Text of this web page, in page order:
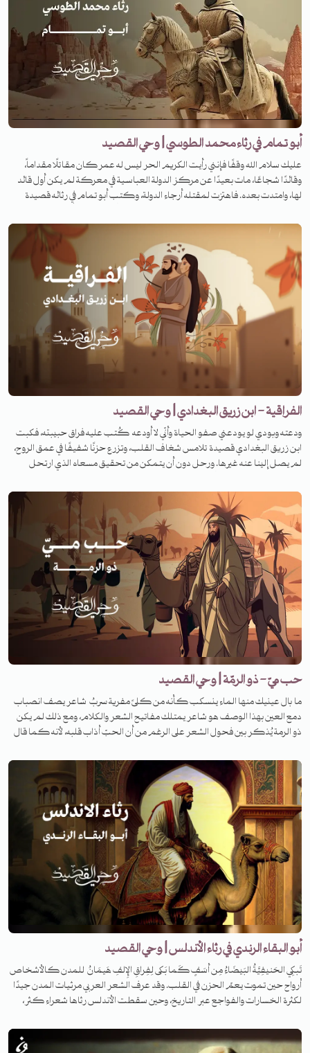
أبو تمام في رثاء محمد الطوسي | وحي القصيد
عليك سلام الله وقفًا فإنني رأيت الكريم الحر ليس له عمر كان مقاتلًا مقداماً،
وقائدًا شجاعًا، مات بعيدًا عن مركز الدولة العباسية في معركة لم يكن أول قائد
لها، وامتدت بعده. فاهتزت لمقتله أرجاء الدولة، وكتب أبو تمام في رثائه قصيدة
القصيدة؟ لمعرفة القصة تابعونا على منصات تنوين بودكاست في برنامج وحي
الفراقية - ابن زريق البغدادي | وحي القصيد
ودعته وبودي لو يودعني صفو الحياة وأنّي لا أودعه كُتب عليه فراق حبيبته، فكبت
ابن زريق البغدادي قصيدة تلامس شغاف القلب، وتزرع حزنًا شفيفًا في عمق الروح،
لم يصل إلينا عنه غيرها. ورحل دون أن يتمكن من تحقيق مسعاه الذي ارتحل
منصات تنوين بودكاست في برنامج وحي القصيد. للرعاية والإعلان الرجاء التواصل
https://www.tanwenmedia.com/ تابعونا عبر شبكات التواصل الاجتماعي
Facebook: https://www.facebook.com/Tanwenmedia İnstagram:
https://www.instagram.com/tanwenmedia Twitter:
https://twitter.com/Tanwenmedia Soundcloud:
https://soundcloud.com/tanwenmedia
حب ميّ - ذو الرمّة | وحي القصيد
ما بال عينيك منها الماء ينسكب كأنه من كلىً مفرية سربُ شاعر يصف انصباب
دمع العين بهذا الوصف هو شاعر يمتلك مفاتيح الشعر والكلام، ومع ذلك لم يكن
ذو الرمة يُذكر بين فحول الشعر على الرغم من أن الحبّ أذاب قلبه، لأنه كما قال
فما هي القصة؟ لمعرفة القصة تابعونا على منصات تنوين بودكاست في برنامج
وحي القصيد.
أبو البقاء الرندي في رثاء الأندلس | وحي القصيد
تَبكِي الحَنيفِيَّةُ البَيضَاءُ مِن أَسَفٍ كَما بَكى لِفِراقِ الإِلفِ هَيمَانُ للمدن كالأشخاص
أرواح حين تموت يعمّ الحزن في القلب. وقد عرف الشعر العربي مرثيات المدن جيدًا
لكثرة الخسارات والفواجع عبر التاريخ، وحين سقطت الأندلس رثاها شعراء كثر،
القصيدة؟